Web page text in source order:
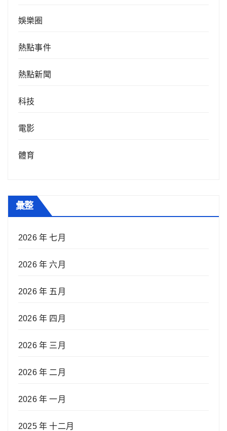
娛樂圈
熱點事件
熱點新聞
科技
電影
體育
彙整
2026 年 七月
2026 年 六月
2026 年 五月
2026 年 四月
2026 年 三月
2026 年 二月
2026 年 一月
2025 年 十二月